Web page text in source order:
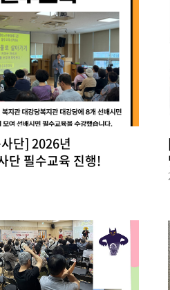
단] 2026년
단 필수교육 진행!